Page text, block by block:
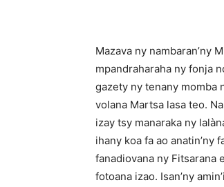
Mazava ny nambaran’ny
mpandraharaha ny fonja
gazety ny tenany momba
volana Martsa lasa teo.
izay tsy manaraka ny
ihany koa fa ao anatin’ny
fanadiovana ny Fitsarana
fotoana izao. Isan’ny